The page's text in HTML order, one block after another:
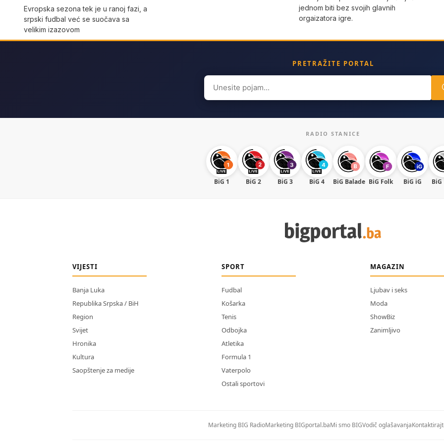
Evropska sezona tek je u ranoj fazi, a
srpski fudbal već se suočava sa
velikim izazovom
jednom biti bez svojih glavnih
orgaizatora igre.
PRETRAŽITE PORTAL
Search
for:
RADIO STANICE
BiG 1 BiG 2 BiG 3 BiG 4 BiG Balade BiG Folk BiG iG BiG
VIJESTI
Banja Luka
Republika Srpska / BiH
Region
Svijet
Hronika
Kultura
Saopštenje za medije
SPORT
Fudbal
Košarka
Tenis
Odbojka
Atletika
Formula 1
Vaterpolo
Ostali sportovi
MAGAZIN
Ljubav i seks
Moda
ShowBiz
Zanimljivo
Marketing BIG RadioMarketing BIGportal.baMi smo BIGVodič oglašavanja